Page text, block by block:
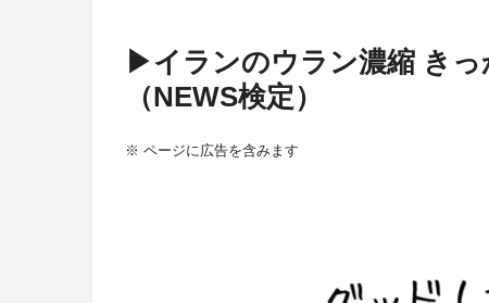
▶イランのウラン濃縮 きっ
（NEWS検定）
※ ページに広告を含みます